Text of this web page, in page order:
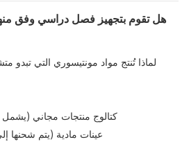
هل تقوم بتجهيز فصل دراسي وفق
✅ كتالوج منتجات مجاني
✅ عينات مادية (يتم